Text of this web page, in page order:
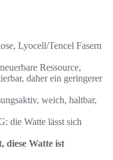
Lyocell/Tencel Fasern
Ressource,
daher ein geringerer
weich, haltbar,
Watte lässt sich
Watte ist